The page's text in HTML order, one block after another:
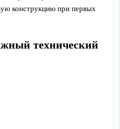
конструкцию при первых
технический